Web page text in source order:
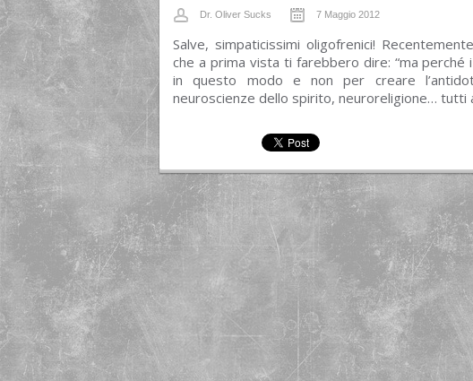
Dr. Oliver Sucks 7 Maggio 2012
Salve, simpaticissimi oligofrenici!
che a prima vista ti farebbero dire: “ma
in questo modo e non per creare
neuroscienze dello spirito, neuroreligione… tutti